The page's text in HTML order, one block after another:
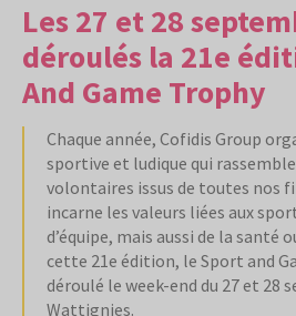
Les 27 et 28
déroulés la 21e
And Game Trophy
Chaque année, Cofidis Group
sportive et ludique qui
volontaires issus de toutes nos
incarne les valeurs liées aux
d’équipe, mais aussi de la santé
cette 21e édition, le Sport and
déroulé le week-end du 27 et 28
Wattignies.